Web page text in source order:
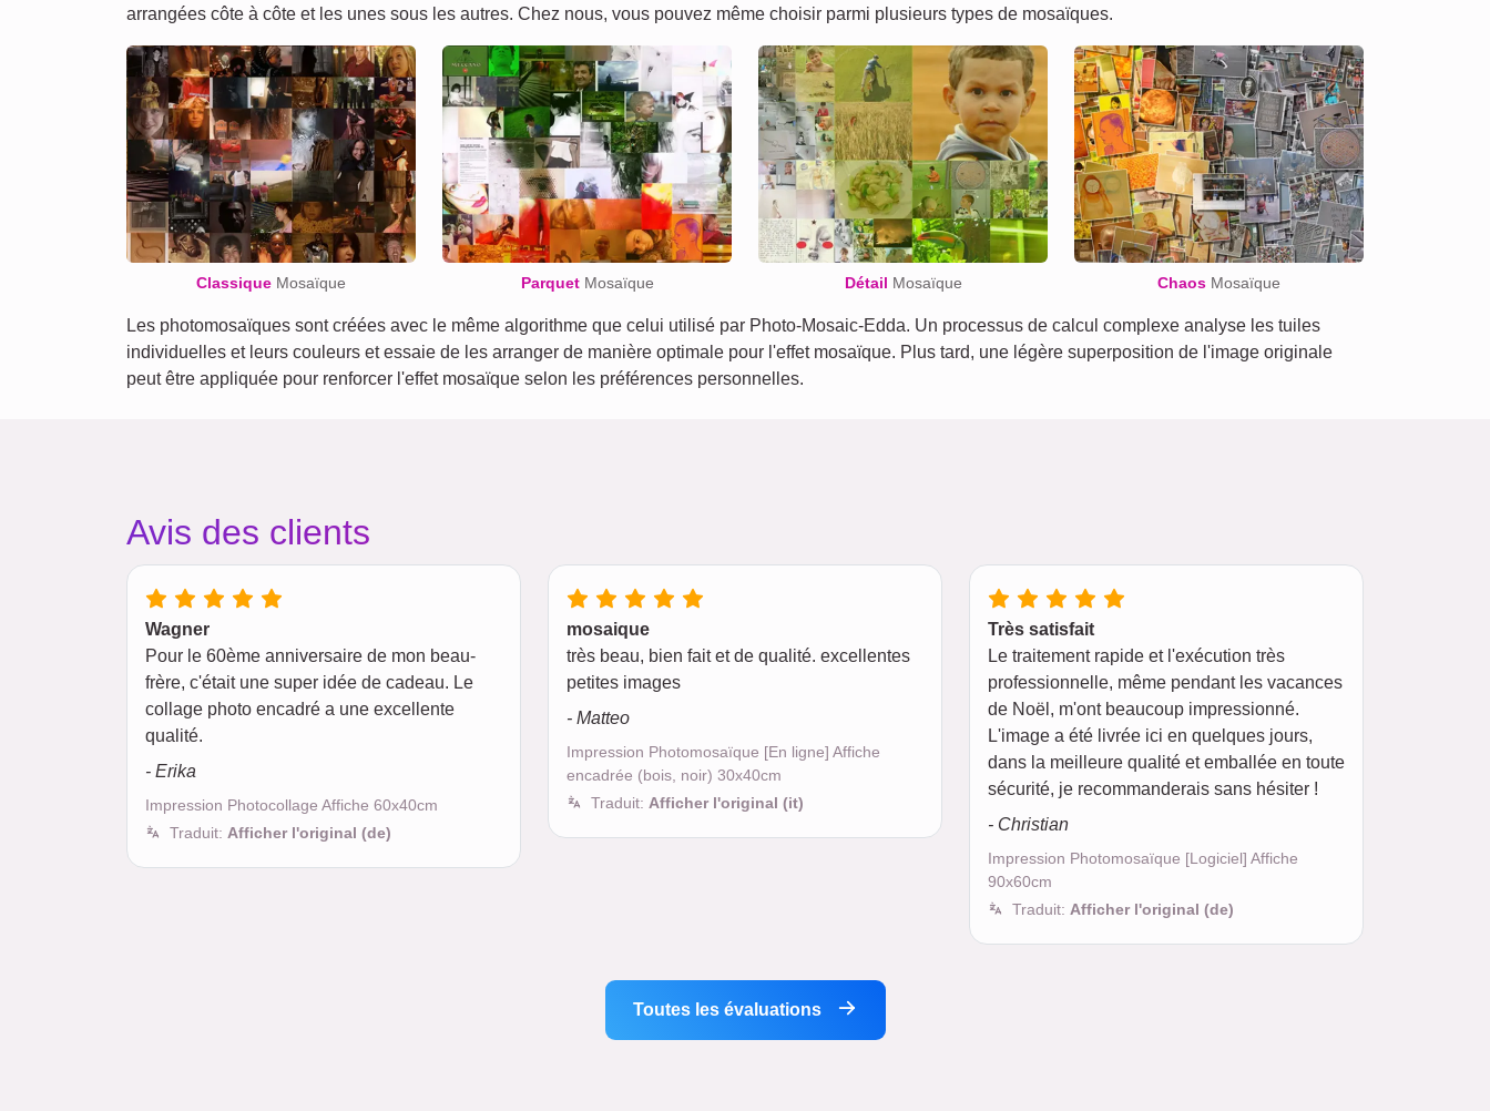
arrangées côte à côte et les unes sous les autres. Chez nous, vous pouvez même choisir parmi plusieurs types de mosaïques.
Classique Mosaïque ParquetMosaïque Détail Mosaïque Chaos Mosaïque
Les photomosaïques sont créées avec le même algorithme que celui utilisé par Photo-Mosaic-Edda. Un processus de calcul complexe analyse les tuiles
individuelles et leurs couleurs et essaie de les arranger de manière optimale pour l'effet mosaïque. Plus tard, une légère superposition de l'image originale
peut être appliquée pour renforcer l'effet mosaïque selon les préférences personnelles.
Avis des clients
Wagner
Pour le 60ème anniversaire de mon beau-
frère, c'était une super idée de cadeau. Le
collage photo encadré a une excellente
qualité.
- Erika
Impression Photocollage Affiche 60x40cm
Traduit: Afficher l'original (de)
mosaique
très beau, bien fait et de qualité. excellentes
petites images
- Matteo
Impression Photomosaïque [En ligne] Affiche
encadrée (bois, noir) 30x40cm
Traduit: Afficher l'original (it)
Très satisfait
Le traitement rapide et l'exécution très
professionnelle, même pendant les vacances
de Noël, m'ont beaucoup impressionné.
L'image a été livrée ici en quelques jours,
dans la meilleure qualité et emballée en toute
sécurité, je recommanderais sans hésiter !
- Christian
Impression Photomosaïque [Logiciel] Affiche
90x60cm
Traduit: Afficher l'original (de)
Toutes les évaluations